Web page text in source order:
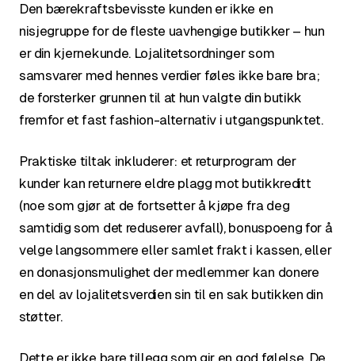
Den bærekraftsbevisste kunden er ikke en
nisjegruppe for de fleste uavhengige butikker – hun
er din kjernekunde. Lojalitetsordninger som
samsvarer med hennes verdier føles ikke bare bra;
de forsterker grunnen til at hun valgte din butikk
fremfor et fast fashion-alternativ i utgangspunktet.
Praktiske tiltak inkluderer: et returprogram der
kunder kan returnere eldre plagg mot butikkreditt
(noe som gjør at de fortsetter å kjøpe fra deg
samtidig som det reduserer avfall), bonuspoeng for å
velge langsommere eller samlet frakt i kassen, eller
en donasjonsmulighet der medlemmer kan donere
en del av lojalitetsverdien sin til en sak butikken din
støtter.